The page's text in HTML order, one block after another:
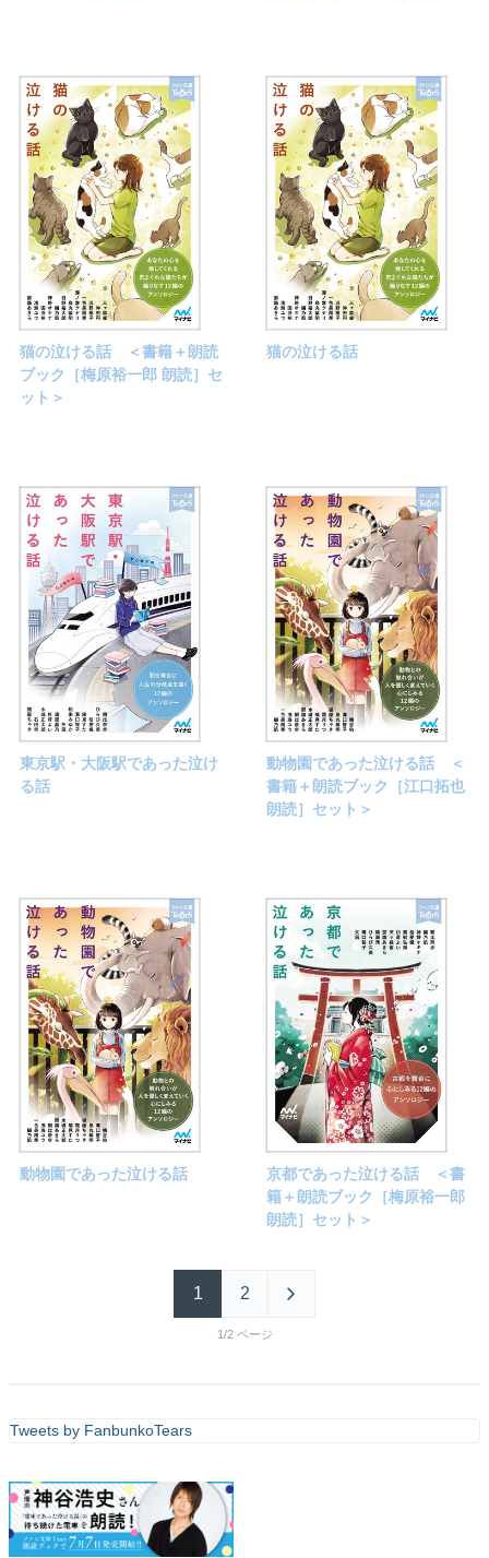
猫の泣ける話 ＜書籍＋朗読
ブック［梅原裕一郎 朗読］セ
ット＞
猫の泣ける話
東京駅・大阪駅であった泣け
る話
動物園であった泣ける話 ＜
書籍＋朗読ブック［江口拓也
朗読］セット＞
動物園であった泣ける話
京都であった泣ける話 ＜書
籍＋朗読ブック［梅原裕一郎
朗読］セット＞
1/2
1 2
Tweets by FanbunkoTears